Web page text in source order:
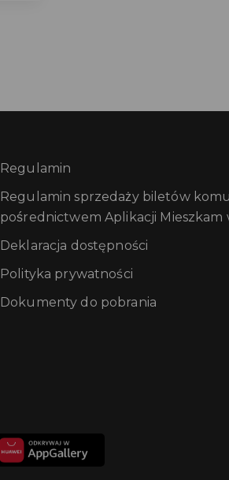
Regulamin
Regulamin sprzedaży biletów
pośrednictwem Aplikacji Mieszkam
Deklaracja dostępności
Polityka prywatności
Dokumenty do pobrania